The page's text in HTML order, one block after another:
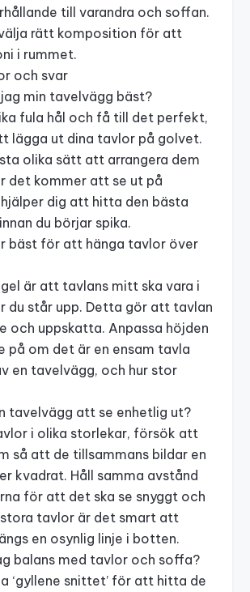
till varandra och soffan.
rätt komposition för att
i rummet.
och svar
min tavelvägg bäst?
fula hål och få till det perfekt,
lägga ut dina tavlor på golvet.
olika sätt att arrangera dem
det kommer att se ut på
dig att hitta den bästa
du börjar spika.
bäst för att hänga tavlor över
är att tavlans mitt ska vara i
du står upp. Detta gör att tavlan
och uppskatta. Anpassa höjden
på om det är en ensam tavla
en tavelvägg, och hur stor
tavelvägg att se enhetlig ut?
i olika storlekar, försök att
så att de tillsammans bildar en
kvadrat. Håll samma avstånd
för att det ska se snyggt och
tavlor är det smart att
en osynlig linje i botten.
balans med tavlor och soffa?
‘gyllene snittet’ för att hitta de